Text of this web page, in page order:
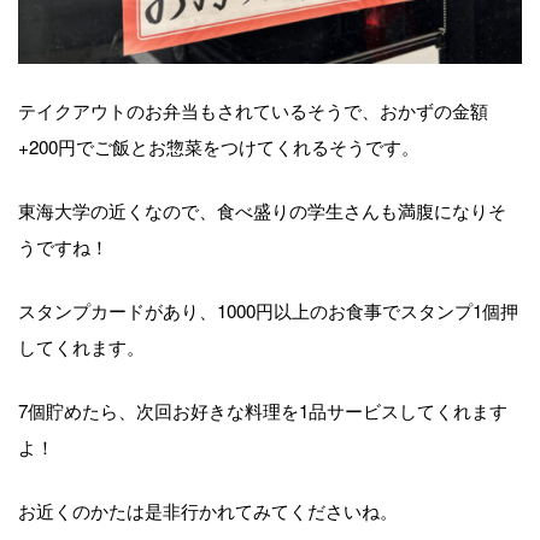
テイクアウトのお弁当もされているそうで、おかずの金額
+200円でご飯とお惣菜をつけてくれるそうです。
東海大学の近くなので、食べ盛りの学生さんも満腹になりそ
うですね！
スタンプカードがあり、1000円以上のお食事でスタンプ1個押
してくれます。
7個貯めたら、次回お好きな料理を1品サービスしてくれます
よ！
お近くのかたは是非行かれてみてくださいね。